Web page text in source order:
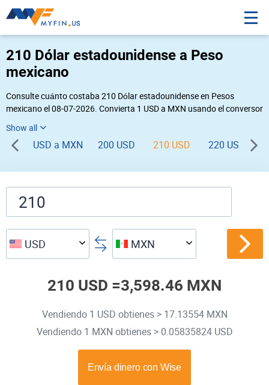
210 Dólar estadounidense a Peso
mexicano
Consulte cuánto costaba 210 Dólar estadounidense en Pesos
mexicano el 08-07-2026. Convierta 1 USD a MXN usando el conversor
vaya a «MXN USD
USD a MXN 200 USD 210 USD 220 USD
USD MXN
210 USD =3,598.46 MXN
Vendiendo 1 USD obtienes > 17.13554 MXN
Vendiendo 1 MXN obtienes > 0.05835824 USD